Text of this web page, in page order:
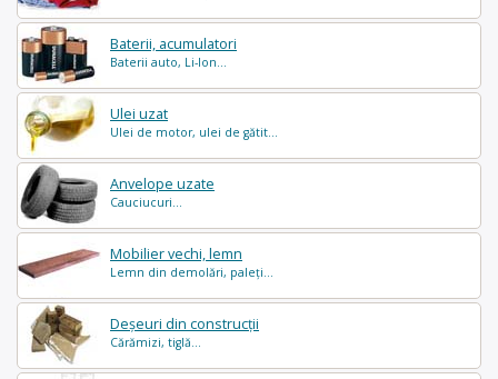
Baterii, acumulatori
Baterii auto, Li-Ion...
Ulei uzat
Ulei de motor, ulei de gătit...
Anvelope uzate
Cauciucuri...
Mobilier vechi, lemn
Lemn din demolări, paleți...
Deșeuri din construcții
Cărămizi, tiglă...